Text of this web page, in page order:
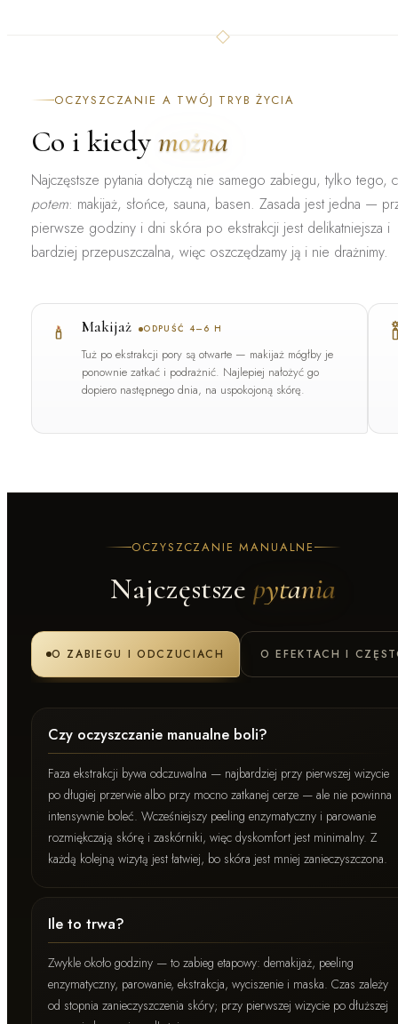
OCZYSZCZANIE A TWÓJ TRYB ŻYCIA
Co i kiedymożna
Najczęstsze pytania dotyczą nie samego zabiegu, tylko tego,
potem: makijaż, słońce, sauna, basen. Zasada jest jedna —
pierwsze godziny i dni skóra po ekstrakcji jest delikatniejsza i
bardziej przepuszczalna, więc oszczędzamy ją i nie drażnimy.
Makijaż ODPUŚĆ 4–6 H
Tuż po ekstrakcji pory są otwarte — makijaż mógłby je
ponownie zatkać i podrażnić. Najlepiej nałożyć go
dopiero następnego dnia, na uspokojoną skórę.
OCZYSZCZANIE MANUALNE
Najczęstsze pytania
O ZABIEGU I ODCZUCIACH O EFEKTACH I
Czy oczyszczanie manualne boli?
Faza ekstrakcji bywa odczuwalna — najbardziej przy pierwszej wizycie
po długiej przerwie albo przy mocno zatkanej cerze — ale nie powinna
intensywnie boleć. Wcześniejszy peeling enzymatyczny i parowanie
rozmiękczają skórę i zaskórniki, więc dyskomfort jest minimalny. Z
każdą kolejną wizytą jest łatwiej, bo skóra jest mniej zanieczyszczona.
Ile to trwa?
Zwykle około godziny — to zabieg etapowy: demakijaż, peeling
enzymatyczny, parowanie, ekstrakcja, wyciszenie i maska. Czas zależy
od stopnia zanieczyszczenia skóry; przy pierwszej wizycie po dłuższej